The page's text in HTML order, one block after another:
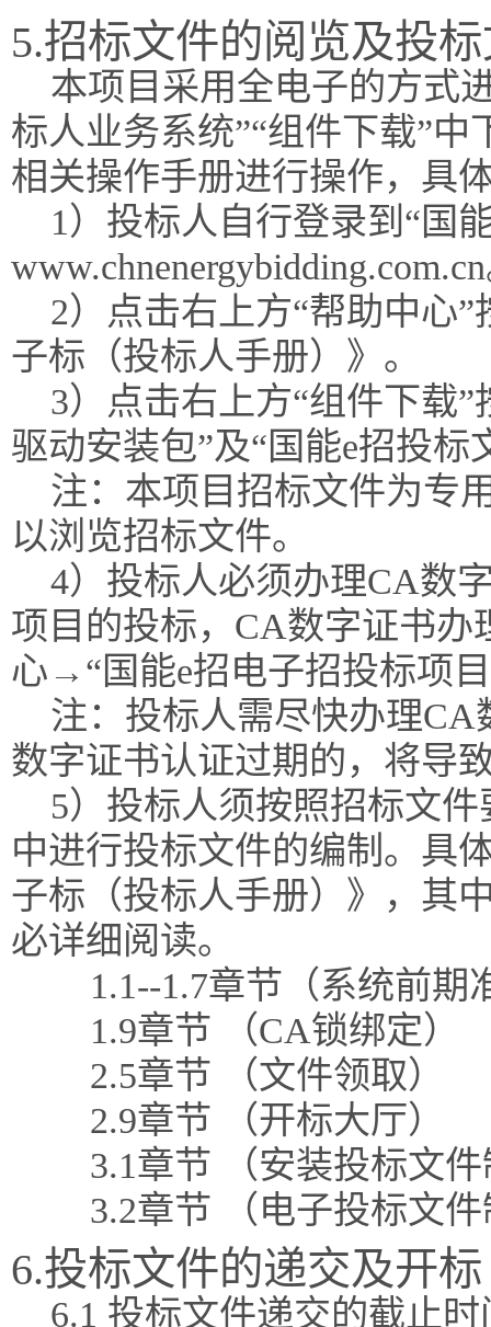
5.招标文件的阅览及投
本项目采用全电子的方式
标人业务系统”“组件下载”
相关操作手册进行操作，具
1）投标人自行登录到“国
2）点击右上方“帮助中心
子标（投标人手册）》。
3）点击右上方“组件下载
驱动安装包”及“国能e招投标
注：本项目招标文件为专
以浏览招标文件。
4）投标人必须办理CA数
项目的投标，CA数字证书
心→“国能e招电子招投标项
注：投标人需尽快办理
数字证书认证过期的，将导
5）投标人须按照招标文
中进行投标文件的编制。具
子标（投标人手册）》，其
必详细阅读。
1.1--1.7章节（系统前期
1.9章节 （CA锁绑定）
2.5章节 （文件领取）
2.9章节 （开标大厅）
3.1章节 （安装投标文
3.2章节 （电子投标文
6.投标文件的递交及开标
6.1 投标文件递交的截止